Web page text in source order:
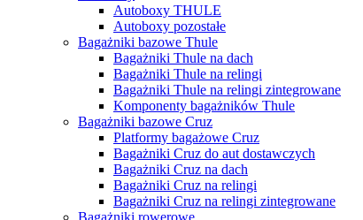
Autoboxy THULE
Autoboxy pozostałe
Bagażniki bazowe Thule
Bagażniki Thule na dach
Bagażniki Thule na relingi
Bagażniki Thule na relingi zintegrowane
Komponenty bagażników Thule
Bagażniki bazowe Cruz
Platformy bagażowe Cruz
Bagażniki Cruz do aut dostawczych
Bagażniki Cruz na dach
Bagażniki Cruz na relingi
Bagażniki Cruz na relingi zintegrowane
Bagażniki rowerowe